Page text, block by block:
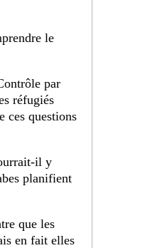
le
par
réfugiés
ces questions
il y
planifient
que les
en fait elles